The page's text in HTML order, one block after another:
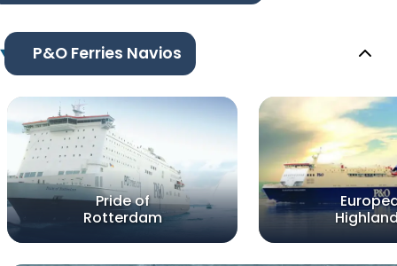
P&O Ferries Navios
Pride of
Rotterdam